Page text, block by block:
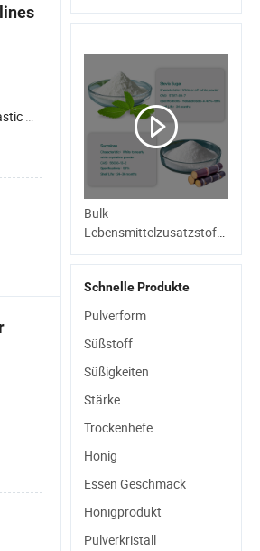
for Po
Süßstoffe Sorbitol CAS
50-70-4
Bulk
Lebensmittelzusatzstoff
Allulose (D-Psicose) Low
Carb, natürlich, saubere
Etikett Süßstoff
Schnelle Produkte
Pulverform
Süßstoff
Süßigkeiten
Stärke
Trockenhefe
Honig
Essen Geschmack
Honigprodukt
Pulverkristall